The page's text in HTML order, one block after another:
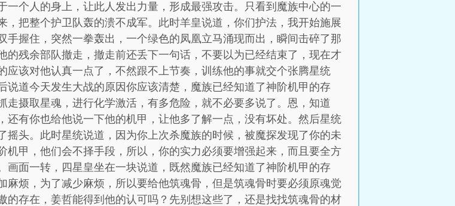
个人的身上，让此人发出力量，形成最强攻击。只看到魔族中心的一
把整个护卫队轰的溃不成军。此时羊皇说道，你们护法，我开始施展
握住，突然一拳轰出，一个绿色的凤凰立马涌现而出，瞬间击碎了那
残余部队撤走，撤走前还丢下一句话，不要以为已经结束了，现在才
应该对他认真一点了，不然跟不上节奏，训练他的事就交个张腾星统
说道今天发生大战的原因你应该清楚，魔族已经知道了神阶机甲的存
摄取星魂，进行化学激活，有多危险，就不必要多说了。恩，知道
还有你也给他说一下他的机甲，让他多了解一点，没有坏处。然后星统
头。此时星统说道，因为你上次杀魔族的时候，被魔探发现了你的未
甲，他们会不择手段，所以，你的实力必须要增强起来，而且要全方
画面一转，四星皇坐在一块说道，既然魔族已经知道了神阶机甲的存
烦，为了减少麻烦，所以要给他筑魂骨，但是筑魂骨时要必须原魂觉
存在，姜哲能得到他的认可吗？先别想这些了，还是找找筑魂骨的材